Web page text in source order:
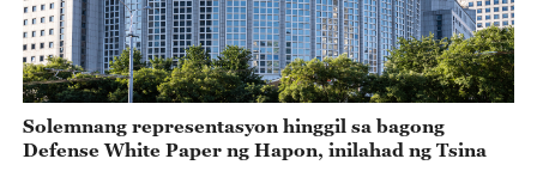
Solemnang representasyon hinggil sa bagong
Defense White Paper ng Hapon, inilahad ng Tsina